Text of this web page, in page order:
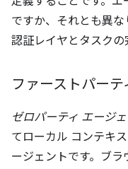
ですか、それとも異
認証レイヤとタスクの
ファーストパー
ゼロパーティ エージ
てローカル コンテキ
ージェントです。ブ